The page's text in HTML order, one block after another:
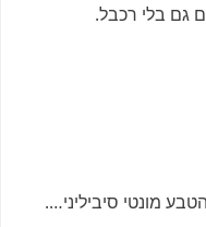
גם בלי רכבל.
מונטי סיביליני….